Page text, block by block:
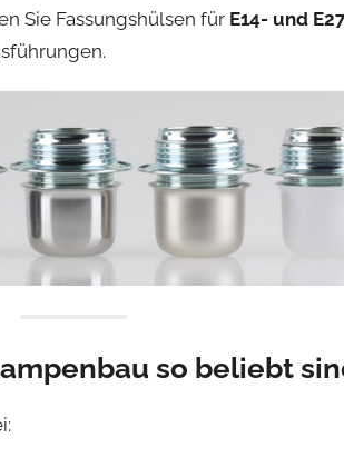
Sie Fassungshülsen für E14- und
so beliebt